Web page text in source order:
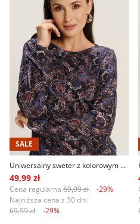
SALE
Uniwersalny sweter z kolorowym nadrukiem paisley
49,99 zł
Cena regularna 69,99 zł
-29%
Najniższa cena z 30 dni
69,99 zł
-29%